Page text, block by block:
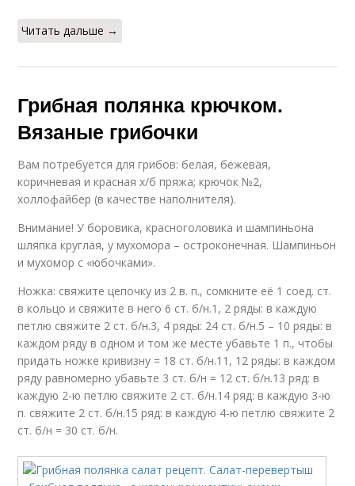
Читать дальше →
Грибная полянка крючком.
Вязаные грибочки
Вам потребуется для грибов: белая, бежевая,
коричневая и красная х/б пряжа; крючок №2,
холлофайбер (в качестве наполнителя).
Внимание! У боровика, красноголовика и шампиньона
шляпка круглая, у мухомора – остроконечная. Шампиньон
и мухомор с «юбочками».
Ножка: свяжите цепочку из 2 в. п., сомкните её 1 соед. ст.
в кольцо и свяжите в него 6 ст. б/н.1, 2 ряды: в каждую
петлю свяжите 2 ст. б/н.3, 4 ряды: 24 ст. б/н.5 – 10 ряды: в
каждом ряду в одном и том же месте убавьте 1 п., чтобы
придать ножке кривизну = 18 ст. б/н.11, 12 ряды: в каждом
ряду равномерно убавьте 3 ст. б/н = 12 ст. б/н.13 ряд: в
каждую 2-ю петлю свяжите 2 ст. б/н.14 ряд: в каждую 3-ю
п. свяжите 2 ст. б/н.15 ряд: в каждую 4-ю петлю свяжите 2
ст. б/н = 30 ст. б/н.